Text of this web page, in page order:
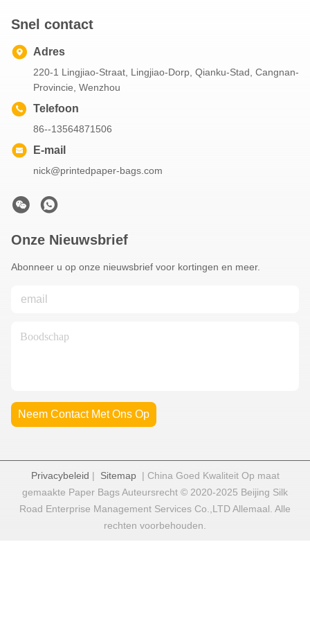
Snel contact
Adres
220-1 Lingjiao-Straat, Lingjiao-Dorp, Qianku-Stad, Cangnan-
Provincie, Wenzhou
Telefoon
86--13564871506
E-mail
nick@printedpaper-bags.com
Onze Nieuwsbrief
Abonneer u op onze nieuwsbrief voor kortingen en meer.
Neem Contact Met Ons Op
Privacybeleid | Sitemap| China Goed Kwaliteit Op maat
gemaakte Paper Bags Auteursrecht © 2020-2025 Beijing Silk
Road Enterprise Management Services Co.,LTD Allemaal. Alle
rechten voorbehouden.